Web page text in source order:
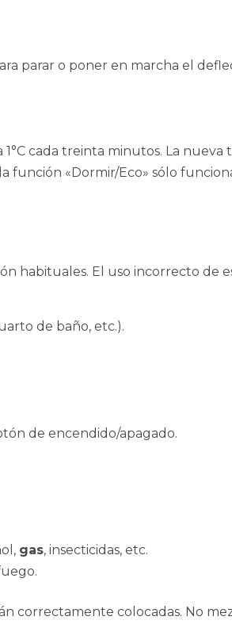
parar o poner en marcha el
cada treinta minutos. La nueva
función «Dormir/Eco» sólo
habituales. El uso incorrecto de
de baño, etc.).
de encendido/apagado.
gas, insecticidas, etc.
correctamente colocadas. No